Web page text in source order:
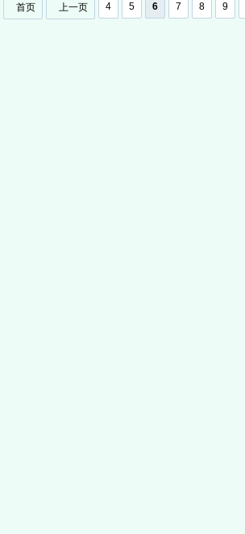
首页 上一页 4 5 6 7 8 9